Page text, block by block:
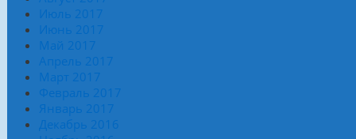
Июль 2017
Июнь 2017
Май 2017
Апрель 2017
Март 2017
Февраль 2017
Январь 2017
Декабрь 2016